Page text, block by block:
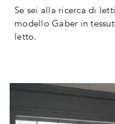
Se sei alla ricerca di
modello Gaber in
letto.